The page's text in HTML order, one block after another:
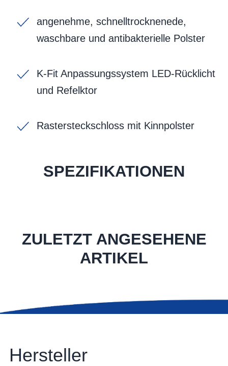
angenehme, schnelltrocknenede,
waschbare und antibakterielle Polster
K-Fit Anpassungssystem LED-Rücklicht
und Refelktor
Rastersteckschloss mit Kinnpolster
SPEZIFIKATIONEN
ZULETZT ANGESEHENE
ARTIKEL
Hersteller